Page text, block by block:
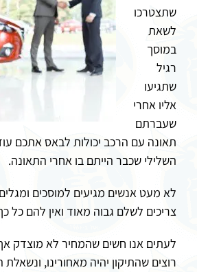
שתצטרכו
לשאת
במוסך
רגיל
שתגיעו
אליו אחרי
שעברתם
תאונה עם הרכב יכולות לבאס אתכם
השלילי שכבר הייתם בו אחרי התאונה.
לא מעט אנשים מגיעים למוסכים
צריכים לשלם גבוה מאוד ואין להם כל
לעתים אנו חשים שהמחיר לא מוצדק
רוצים שהתיקון יהיה מאחורינו,